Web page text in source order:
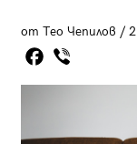
от Тео Чепилов /